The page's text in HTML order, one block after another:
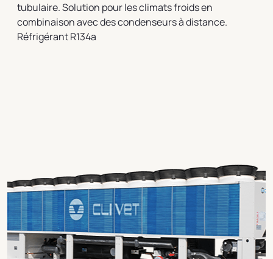
tubulaire. Solution pour les climats froids en
combinaison avec des condenseurs à distance.
Réfrigérant R134a